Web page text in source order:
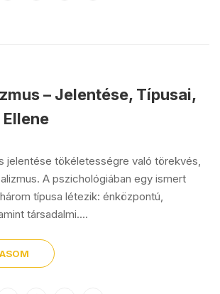
– Jelentése, Típusai,
jelentése tökéletességre való törekvés,
A pszichológiában egy ismert
típusa létezik: énközpontú,
társadalmi....